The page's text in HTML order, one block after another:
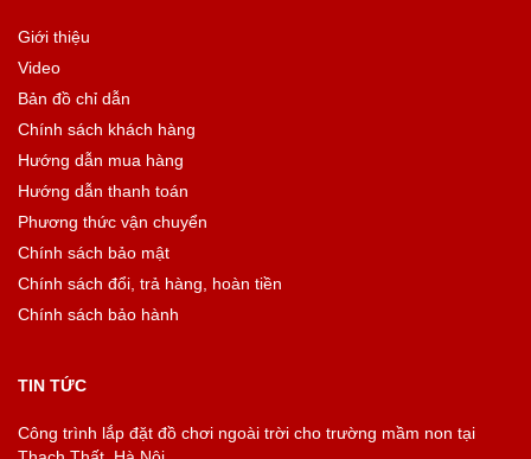
Giới thiệu
Video
Bản đồ chỉ dẫn
Chính sách khách hàng
Hướng dẫn mua hàng
Hướng dẫn thanh toán
Phương thức vận chuyển
Chính sách bảo mật
Chính sách đổi, trả hàng, hoàn tiền
Chính sách bảo hành
TIN TỨC
Công trình lắp đặt đồ chơi ngoài trời cho trường mầm non tại